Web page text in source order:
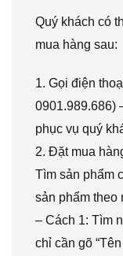
Quý khách có
mua hàng sau:
1. Gọi điện
0901.989.686)
phục vụ quý
2. Đặt mua
Tìm sản phẩm
sản phẩm theo
– Cách 1: Tìm
chỉ cần gõ